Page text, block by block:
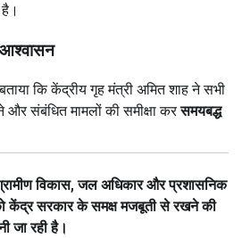
कि केंद्रीय गृह मंत्री अमित शाह ने सभी
और संबंधित मामलों की समीक्षा करसमयबद्ध
विकास, जल अधिकार और प्रशासनिक
केंद्र सरकार के समक्ष मजबूती से रखने की
जा रही है।